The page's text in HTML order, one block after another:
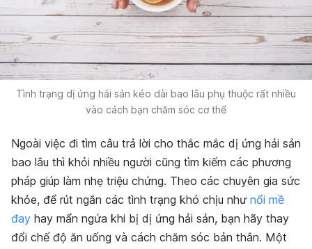
Tình trạng dị ứng hải sản kéo dài bao lâu phụ thuộc rất nhiều
vào cách bạn chăm sóc cơ thể
Ngoài việc đi tìm câu trả lời cho thắc mắc dị ứng hải sản
bao lâu thì khỏi nhiều người cũng tìm kiếm các phương
pháp giúp làm nhẹ triệu chứng. Theo các chuyên gia sức
khỏe, để rút ngắn các tình trạng khó chịu như nổi mề
đay hay mẩn ngứa khi bị dị ứng hải sản, bạn hãy thay
đổi chế độ ăn uống và cách chăm sóc bản thân. Một